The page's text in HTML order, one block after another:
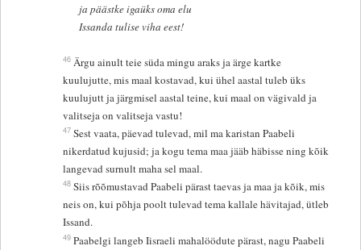
ja päästke igaüks oma elu
Issanda tulise viha eest!
46 Ärgu ainult teie süda mingu araks ja ärge kartke
kuulujutte, mis maal kostavad, kui ühel aastal tuleb üks
kuulujutt ja järgmisel aastal teine, kui maal on vägivald ja
valitseja on valitseja vastu!
47 Sest vaata, päevad tulevad, mil ma karistan Paabeli
nikerdatud kujusid; ja kogu tema maa jääb häbisse ning kõik
langevad surnult maha sel maal.
48 Siis rõõmustavad Paabeli pärast taevas ja maa ja kõik, mis
neis on, kui põhja poolt tulevad tema kallale hävitajad, ütleb
Issand.
49 Paabelgi langeb Iisraeli mahalöödute pärast, nagu Paabeli